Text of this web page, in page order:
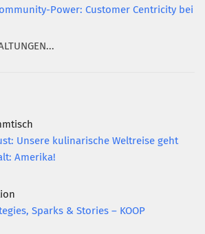
Power: Customer Centricity bei
Unsere kulinarische Weltreise geht
Amerika!
Sparks & Stories – KOOP